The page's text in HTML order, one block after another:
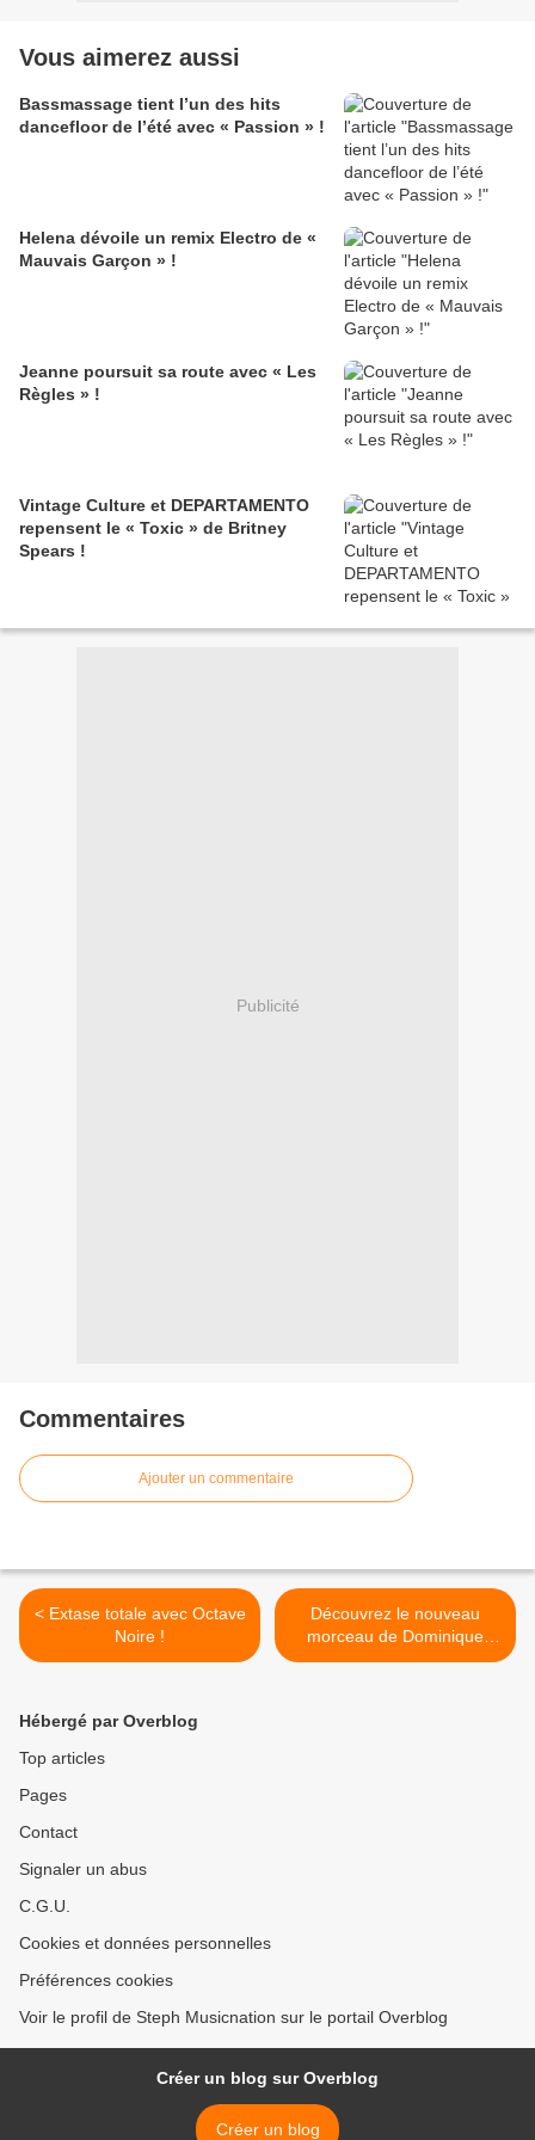
Vous aimerez aussi
Bassmassage tient l’un des hits
dancefloor de l’été avec « Passion » !
Helena dévoile un remix Electro de «
Mauvais Garçon » !
Jeanne poursuit sa route avec « Les
Règles » !
Vintage Culture et DEPARTAMENTO
repensent le « Toxic » de Britney
Spears !
Publicité
Commentaires
Ajouter un commentaire
< Extase totale avec Octave
Noire !
Découvrez le nouveau
morceau de Dominique
Dalcan ! >
Hébergé par Overblog
Top articles
Pages
Contact
Signaler un abus
C.G.U.
Cookies et données personnelles
Préférences cookies
Voir le profil de Steph Musicnation sur le portail Overblog
Créer un blog sur Overblog
Créer un blog